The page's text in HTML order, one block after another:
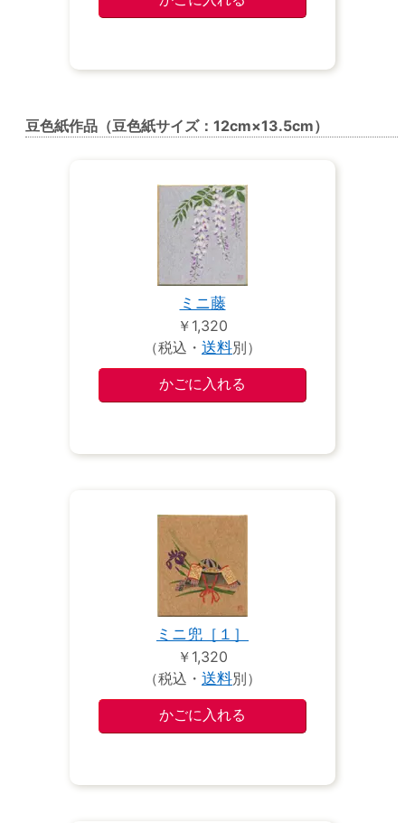
豆色紙作品（豆色紙サイズ：12cm×13.5cm）
ミニ藤
￥1,320
（税込・ 送料別）
ミニ兜［１］
￥1,320
（税込・ 送料別）